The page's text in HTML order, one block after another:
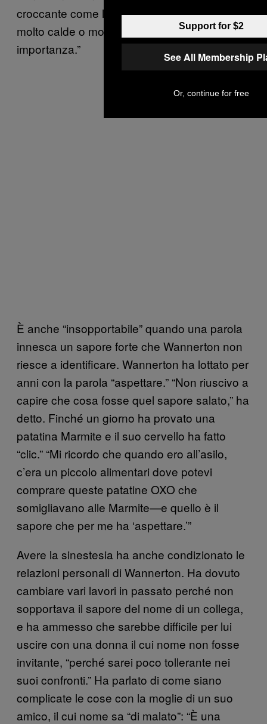
croccante come le patatine, e anche pietanze
molto calde o molto fredde. Il sapore non ha
importanza.”
È anche “insopportabile” quando una parola
innesca un sapore forte che Wannerton non
riesce a identificare. Wannerton ha lottato per
anni con la parola “aspettare.” “Non riuscivo a
capire che cosa fosse quel sapore salato,” ha
detto. Finché un giorno ha provato una
patatina Marmite e il suo cervello ha fatto
“clic.” “Mi ricordo che quando ero all’asilo,
c’era un piccolo alimentari dove potevi
comprare queste patatine OXO che
somigliavano alle Marmite—e quello è il
sapore che per me ha ‘aspettare.’”
Avere la sinestesia ha anche condizionato le
relazioni personali di Wannerton. Ha dovuto
cambiare vari lavori in passato perché non
sopportava il sapore del nome di un collega,
e ha ammesso che sarebbe difficile per lui
uscire con una donna il cui nome non fosse
invitante, “perché sarei poco tollerante nei
suoi confronti.” Ha parlato di come siano
complicate le cose con la moglie di un suo
amico, il cui nome sa “di malato”: “È una
Support for $2
See All Membership
Or, continue for free